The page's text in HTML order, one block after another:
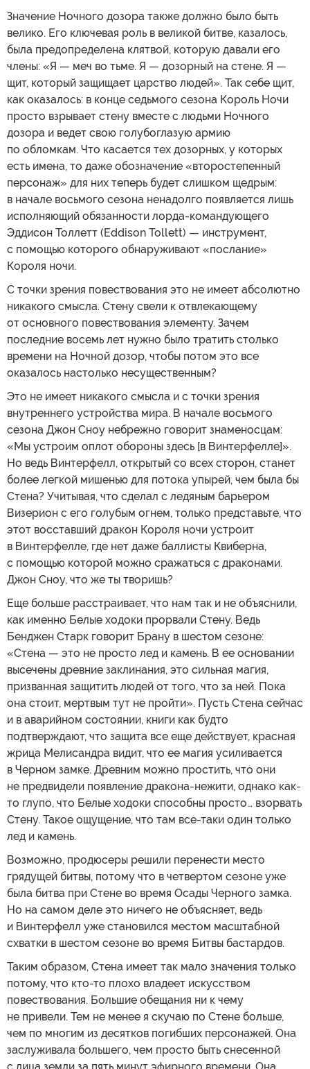
Значение Ночного дозора также должно было быть
велико. Его ключевая роль в великой битве, казалось,
была предопределена клятвой, которую давали его
члены: «Я — меч во тьме. Я — дозорный на стене. Я —
щит, который защищает царство людей». Так себе щит,
как оказалось: в конце седьмого сезона Король Ночи
просто взрывает стену вместе с людьми Ночного
дозора и ведет свою голубоглазую армию
по обломкам. Что касается тех дозорных, у которых
есть имена, то даже обозначение «второстепенный
персонаж» для них теперь будет слишком щедрым:
в начале восьмого сезона ненадолго появляется лишь
исполняющий обязанности лорда-командующего
Эддисон Толлетт (Eddison Tollett) — инструмент,
с помощью которого обнаруживают «послание»
Короля ночи.
С точки зрения повествования это не имеет абсолютно
никакого смысла. Стену свели к отвлекающему
от основного повествования элементу. Зачем
последние восемь лет нужно было тратить столько
времени на Ночной дозор, чтобы потом это все
оказалось настолько несущественным?
Это не имеет никакого смысла и с точки зрения
внутреннего устройства мира. В начале восьмого
сезона Джон Сноу небрежно говорит знаменосцам:
«Мы устроим оплот обороны здесь [в Винтерфелле]».
Но ведь Винтерфелл, открытый со всех сторон, станет
более легкой мишенью для потока упырей, чем была бы
Стена? Учитывая, что сделал с ледяным барьером
Визерион с его голубым огнем, только представьте, что
этот восставший дракон Короля ночи устроит
в Винтерфелле, где нет даже баллисты Квиберна,
с помощью которой можно сражаться с драконами.
Джон Сноу, что же ты творишь?
Еще больше расстраивает, что нам так и не объяснили,
как именно Белые ходоки прорвали Стену. Ведь
Бенджен Старк говорит Брану в шестом сезоне:
«Стена — это не просто лед и камень. В ее основании
высечены древние заклинания, это сильная магия,
призванная защитить людей от того, что за ней. Пока
она стоит, мертвым тут не пройти». Пусть Стена сейчас
и в аварийном состоянии, книги как будто
подтверждают, что защита все еще действует, красная
жрица Мелисандра видит, что ее магия усиливается
в Черном замке. Древним можно простить, что они
не предвидели появление дракона-нежити, однако как-
то глупо, что Белые ходоки способны просто… взорвать
Стену. Такое ощущение, что там все-таки один только
лед и камень.
Возможно, продюсеры решили перенести место
грядущей битвы, потому что в четвертом сезоне уже
была битва при Стене во время Осады Черного замка.
Но на самом деле это ничего не объясняет, ведь
и Винтерфелл уже становился местом масштабной
схватки в шестом сезоне во время Битвы бастардов.
Таким образом, Стена имеет так мало значения только
потому, что кто-то плохо владеет искусством
повествования. Большие обещания ни к чему
не привели. Тем не менее я скучаю по Стене больше,
чем по многим из десятков погибших персонажей. Она
заслуживала большего, чем просто быть снесенной
с лица земли за пять минут эфирного времени. Она